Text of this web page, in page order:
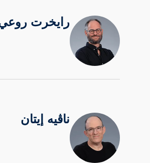
رايخرت
ناڨيه إيتان